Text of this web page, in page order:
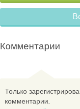
Комментарии
Только
комментарии.